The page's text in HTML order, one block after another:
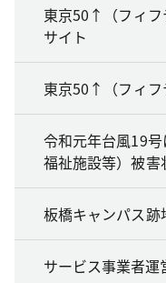
東京50↑（フィフ
サイト
東京50↑（フィフ
令和元年台風19
福祉施設等）被害
板橋キャンパス跡
サービス事業者運